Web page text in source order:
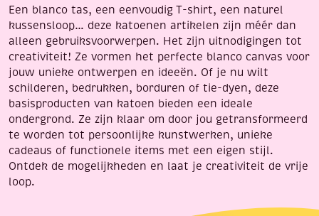
Een blanco tas, een eenvoudig T-shirt, een naturel
kussensloop… deze katoenen artikelen zijn méér dan
alleen gebruiksvoorwerpen. Het zijn uitnodigingen tot
creativiteit! Ze vormen het perfecte blanco canvas voor
jouw unieke ontwerpen en ideeën. Of je nu wilt
schilderen, bedrukken, borduren of tie-dyen, deze
basisproducten van katoen bieden een ideale
ondergrond. Ze zijn klaar om door jou getransformeerd
te worden tot persoonlijke kunstwerken, unieke
cadeaus of functionele items met een eigen stijl.
Ontdek de mogelijkheden en laat je creativiteit de vrije
loop.